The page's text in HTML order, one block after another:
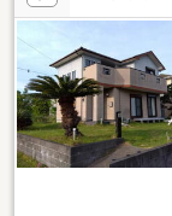
す。・その他物件